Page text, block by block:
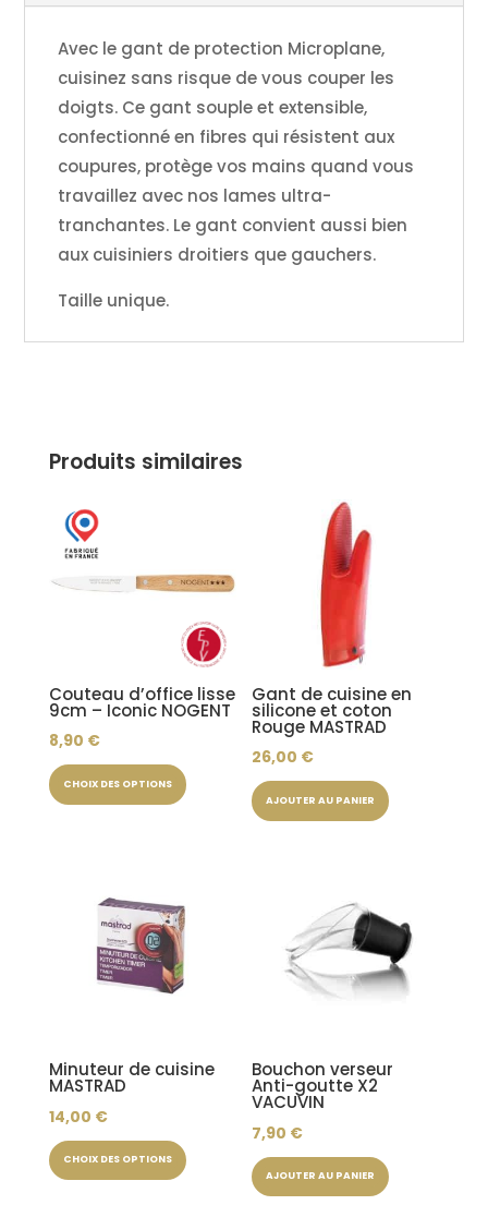
Avec le gant de protection Microplane,
cuisinez sans risque de vous couper les
doigts. Ce gant souple et extensible,
confectionné en fibres qui résistent aux
coupures, protège vos mains quand vous
travaillez avec nos lames ultra-
tranchantes. Le gant convient aussi bien
aux cuisiniers droitiers que gauchers.
Taille unique.
Produits similaires
Couteau d’office lisse
9cm – Iconic NOGENT
8,90 €
CHOIX DES OPTIONS
produit
Les
la
produit
Gant de cuisine en
silicone et coton
Rouge MASTRAD
26,00 €
AJOUTER AU PANIER
Minuteur de cuisine
MASTRAD
14,00 €
CHOIX DES OPTIONS
produit
Bouchon verseur
Anti-goutte X2
VACUVIN
7,90 €
AJOUTER AU PANIER